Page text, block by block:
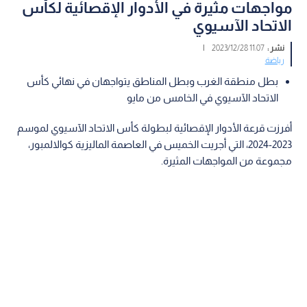
مواجهات مثيرة في الأدوار الإقصائية لكأس
الاتحاد الآسيوي
نشر :11:07 2023/12/28
|
رياضة
بطل منطقة الغرب وبطل المناطق يتواجهان في نهائي كأس
الاتحاد الآسيوي في الخامس من مايو
أفرزت قرعة الأدوار الإقصائية لبطولة كأس الاتحاد الآسيوي لموسم
2023-2024، التي أجريت الخميس في العاصمة الماليزية كوالالمبور،
مجموعة من المواجهات المثيرة.